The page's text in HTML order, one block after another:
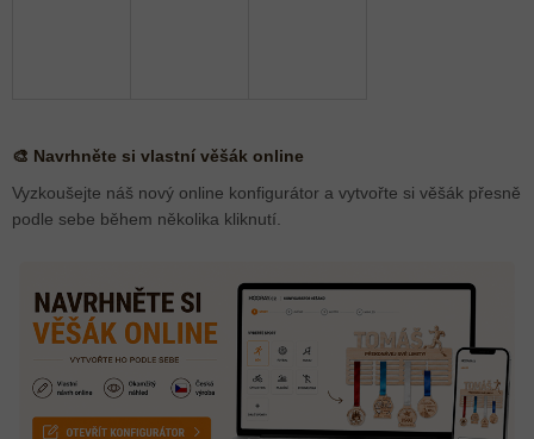
🎨 Navrhněte si vlastní věšák online
Vyzkoušejte náš nový online konfigurátor a vytvořte si věšák přesně
podle sebe během několika kliknutí.